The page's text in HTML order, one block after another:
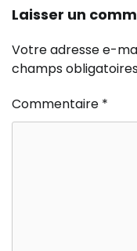
Laisser un
Votre adresse e-
champs
Commentaire *